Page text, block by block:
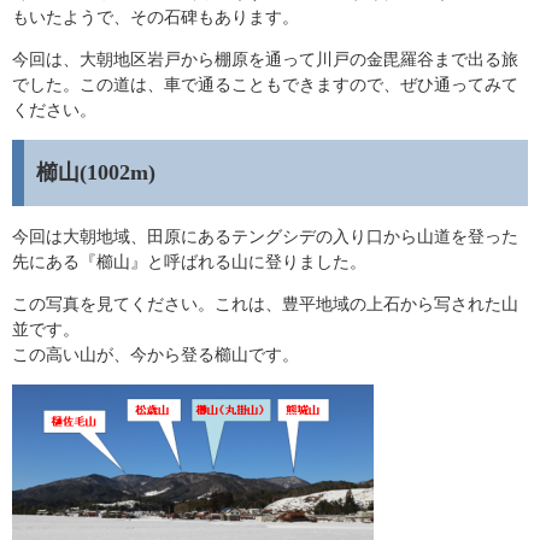
もいたようで、その石碑もあります。
今回は、大朝地区岩戸から棚原を通って川戸の金毘羅谷まで出る旅
でした。この道は、車で通ることもできますので、ぜひ通ってみて
ください。
櫛山(1002m)
今回は大朝地域、田原にあるテングシデの入り口から山道を登った
先にある『櫛山』と呼ばれる山に登りました。
この写真を見てください。これは、豊平地域の上石から写された山
並です。
この高い山が、今から登る櫛山です。